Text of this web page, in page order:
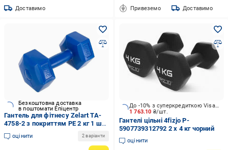
Доставимо Привеземо Доставимо
Безкоштовна доставка
в поштомати Епіцентр
Гантель для фітнесу Zelart TA-
4758-2 з покриттям PE 2 кг 1 шт.
Синій (32312150)
оцінити 2 варіанти
1 763.10 ₴/шт.
До -10% з суперкредиткою Visa Вигода
Гантелі цільні 4fizjo P-
5907739312792 2 x 4 кг чорний
оцінити